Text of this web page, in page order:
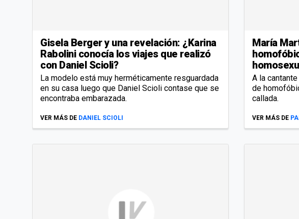
Gisela Berger y una revelación: ¿Karina
Rabolini conocía los viajes que realizó
con Daniel Scioli?
La modelo está muy herméticamente resguardada
en su casa luego que Daniel Scioli contase que se
encontraba embarazada.
VER MÁS DE DANIEL SCIOLI
María
A la
de
callada.
VER MÁS DE